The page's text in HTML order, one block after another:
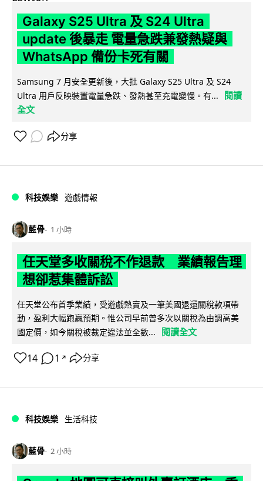
Galaxy S25 Ultra 及 S24 Ultra
update 後暴走 電量急跌兼發熱疑與
WhatsApp 備份卡死有關
Samsung 7 月安全更新後，大批 Galaxy S25 Ultra 及 S24
Ultra 用戶反映裝置電量急跌、發熱甚至充電變慢。有...
閱讀
全文
分享
科技娛樂 遊戲情報
藍骨 1 小時
任天堂多收關稅不作退款 業績報告理
想卻惹集體訴訟
任天堂公布首季業績，受遊戲熱賣及一筆美國退還關稅款項帶
動，盈利大幅跑贏預期。惟公司早前曾多次以關稅為由調高美
國定價，如今關稅被裁定違法並全數...
閱讀全文
14 1 ↗ 分享
科技娛樂 生活科技
藍骨 2 小時